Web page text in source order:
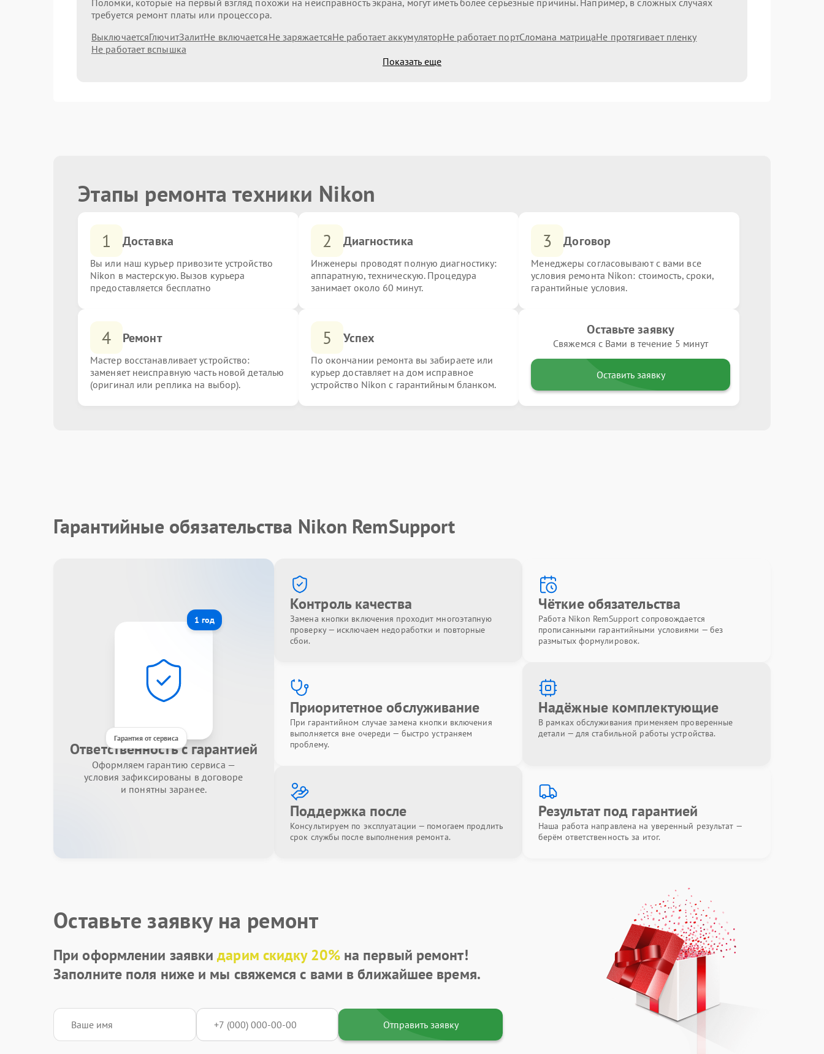
Поломки, которые на первый взгляд похожи на неисправность экрана, могут иметь более серьезные причины. Например, в сложных случаях
требуется ремонт платы или процессора.
ВыключаетсяГлючитЗалитНе включаетсяНе заряжаетсяНе работает аккумуляторНе работает портСломана матрицаНе протягивает пленку
Не работает вспышка
Показать еще
Этапы ремонта техники Nikon
1 Доставка
Вы или наш курьер привозите устройство
Nikon в мастерскую. Вызов курьера
предоставляется бесплатно
2 Диагностика
Инженеры проводят полную диагностику:
аппаратную, техническую. Процедура
занимает около 60 минут.
3 Договор
Менеджеры согласовывают с вами все
условия ремонта Nikon: стоимость, сроки,
гарантийные условия.
4 Ремонт
Мастер восстанавливает устройство:
заменяет неисправную часть новой деталью
(оригинал или реплика на выбор).
5 Успех
По окончании ремонта вы забираете или
курьер доставляет на дом исправное
устройство Nikon с гарантийным бланком.
Оставьте заявку
Свяжемся с Вами в течение 5 минут
Оставить заявку
Гарантийные обязательства Nikon RemSupport
1 год
Гарантия от сервиса
Ответственность с гарантией
Оформляем гарантию сервиса —
условия зафиксированы в договоре
и понятны заранее.
Контроль качества
Замена кнопки включения проходит многоэтапную
проверку — исключаем недоработки и повторные
сбои.
Чёткие обязательства
Работа Nikon RemSupport сопровождается
прописанными гарантийными условиями — без
размытых формулировок.
Приоритетное обслуживание
При гарантийном случае замена кнопки включения
выполняется вне очереди — быстро устраняем
проблему.
Надёжные комплектующие
В рамках обслуживания применяем проверенные
детали — для стабильной работы устройства.
Поддержка после
Консультируем по эксплуатации — помогаем продлить
срок службы после выполнения ремонта.
Результат под гарантией
Наша работа направлена на уверенный результат —
берём ответственность за итог.
Оставьте заявку на ремонт
При оформлении заявкидарим скидку 20%на первый ремонт!
Заполните поля ниже и мы свяжемся с вами в ближайшее время.
Отправить заявку